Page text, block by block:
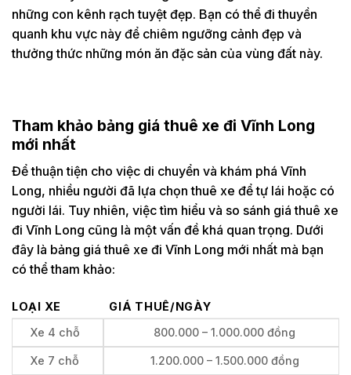
những con kênh rạch tuyệt đẹp. Bạn có thể đi thuyền
quanh khu vực này để chiêm ngưỡng cảnh đẹp và
thưởng thức những món ăn đặc sản của vùng đất này.
Tham khảo bảng giá thuê xe đi Vĩnh Long
mới nhất
Để thuận tiện cho việc di chuyển và khám phá Vĩnh
Long, nhiều người đã lựa chọn thuê xe để tự lái hoặc có
người lái. Tuy nhiên, việc tìm hiểu và so sánh giá thuê xe
đi Vĩnh Long cũng là một vấn đề khá quan trọng. Dưới
đây là bảng giá thuê xe đi Vĩnh Long mới nhất mà bạn
có thể tham khảo:
LOẠI XE
GIÁ THUÊ/NGÀY
Xe 4 chỗ
800.000 – 1.000.000 đồng
Xe 7 chỗ 1.200.000 – 1.500.000 đồng